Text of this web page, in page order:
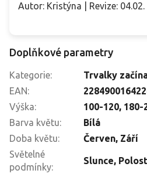
Autor: Kristýna | Revize: 04.02.
Doplňkové parametry
Kategorie:
Trvalky
EAN:
Výška: 100-120, 180-
Barva květu:
Bílá
Doba květu: Červen, Září
Světelné
podmínky:
Slunce,